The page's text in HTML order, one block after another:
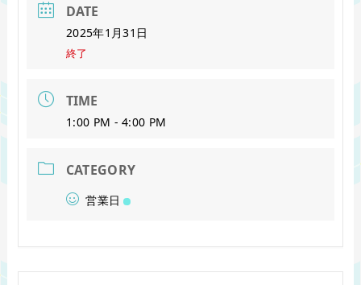
DATE
2025年1月31日
終了
TIME
1:00 PM - 4:00 PM
CATEGORY
営業日